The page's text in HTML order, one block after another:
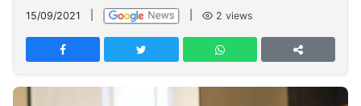
Network
PT
TREETAN
INDONESIA
15/09/2021 2 views